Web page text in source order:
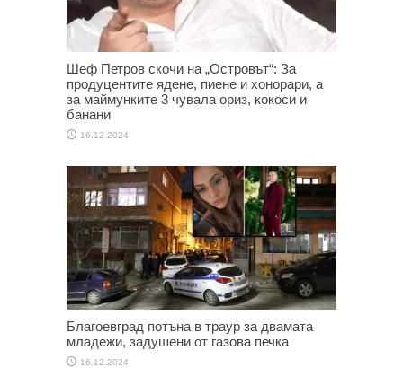
Шеф Петров скочи на „Островът“: За
продуцентите ядене, пиене и хонорари, а
за маймунките 3 чувала ориз, кокоси и
банани
16.12.2024
Благоевград потъна в траур за двамата
младежи, задушени от газова печка
16.12.2024